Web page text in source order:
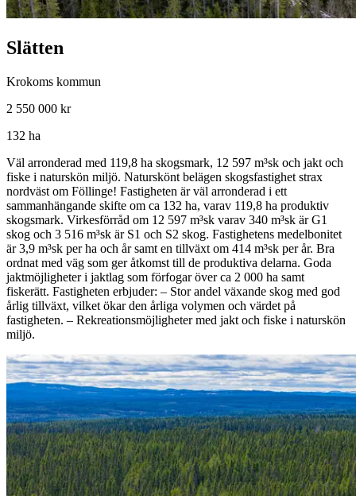
Slätten
Krokoms kommun
2 550 000 kr
132 ha
Väl arronderad med 119,8 ha skogsmark, 12 597 m³sk och jakt och
fiske i naturskön miljö. Naturskönt belägen skogsfastighet strax
nordväst om Föllinge! Fastigheten är väl arronderad i ett
sammanhängande skifte om ca 132 ha, varav 119,8 ha produktiv
skogsmark. Virkesförråd om 12 597 m³sk varav 340 m³sk är G1
skog och 3 516 m³sk är S1 och S2 skog. Fastighetens medelbonitet
är 3,9 m³sk per ha och år samt en tillväxt om 414 m³sk per år. Bra
ordnat med väg som ger åtkomst till de produktiva delarna. Goda
jaktmöjligheter i jaktlag som förfogar över ca 2 000 ha samt
fiskerätt. Fastigheten erbjuder: – Stor andel växande skog med god
årlig tillväxt, vilket ökar den årliga volymen och värdet på
fastigheten. – Rekreationsmöjligheter med jakt och fiske i naturskön
miljö.